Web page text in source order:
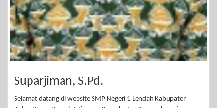
Suparjiman, S.Pd.
Selamat datang di website SMP Negeri 1 Lendah Kabupaten